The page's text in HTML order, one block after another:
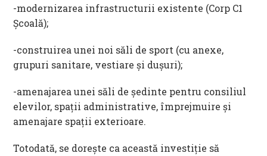
-modernizarea infrastructurii existente (Corp C1
Şcoală);
-construirea unei noi săli de sport (cu anexe,
grupuri sanitare, vestiare şi duşuri);
-amenajarea unei săli de şedinte pentru consiliul
elevilor, spaţii administrative, împrejmuire şi
amenajare spaţii exterioare.
Totodată, se dorește ca această investiţie să